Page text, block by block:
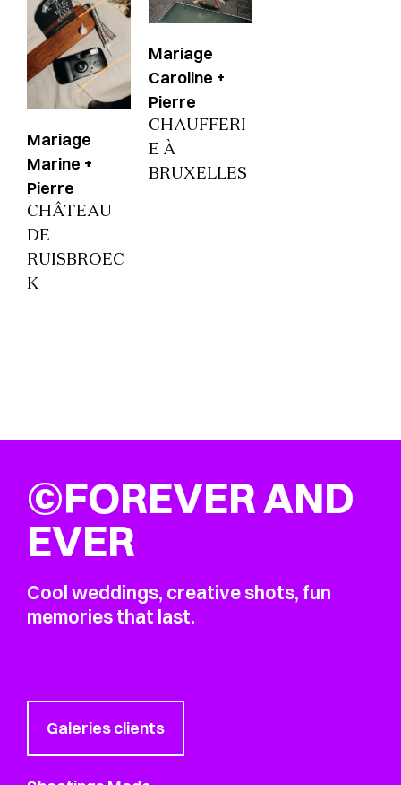
Mariage
Marine +
Pierre
CHÂTEAU
DE
RUISBROEC
K
Mariage
Caroline +
Pierre
CHAUFFERI
E À
BRUXELLES
©FOREVER AND
EVER
Cool weddings, creative shots, fun
memories that last.
Galeries clients